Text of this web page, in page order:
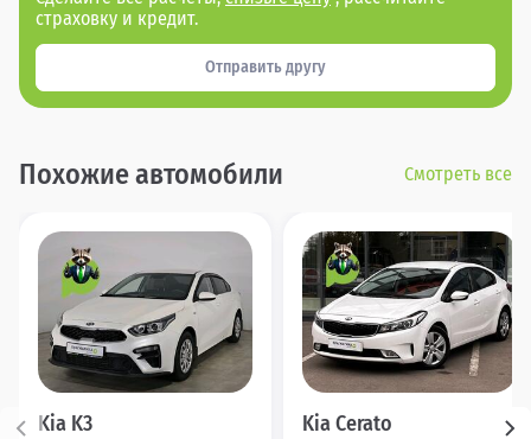
страховку и кредит.
Отправить другу
Похожие автомобили Смотреть все
Kia K3 Kia Cerato